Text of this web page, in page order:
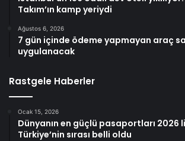
Takım’ın kamp yeriydi
Ağustos 6, 2026
7 gün içinde ödeme yapmayan araç
uygulanacak
Rastgele Haberler
Ocak 15, 2026
Dünyanın en güçlü pasaportları 2026
Türkiye’nin sırası belli oldu